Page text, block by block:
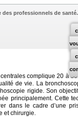
des professionnels de santé.
complique 20 à
de vie. La
rigide. Son
principalement. Cette
dans le cadre d’une
et chirurgie.